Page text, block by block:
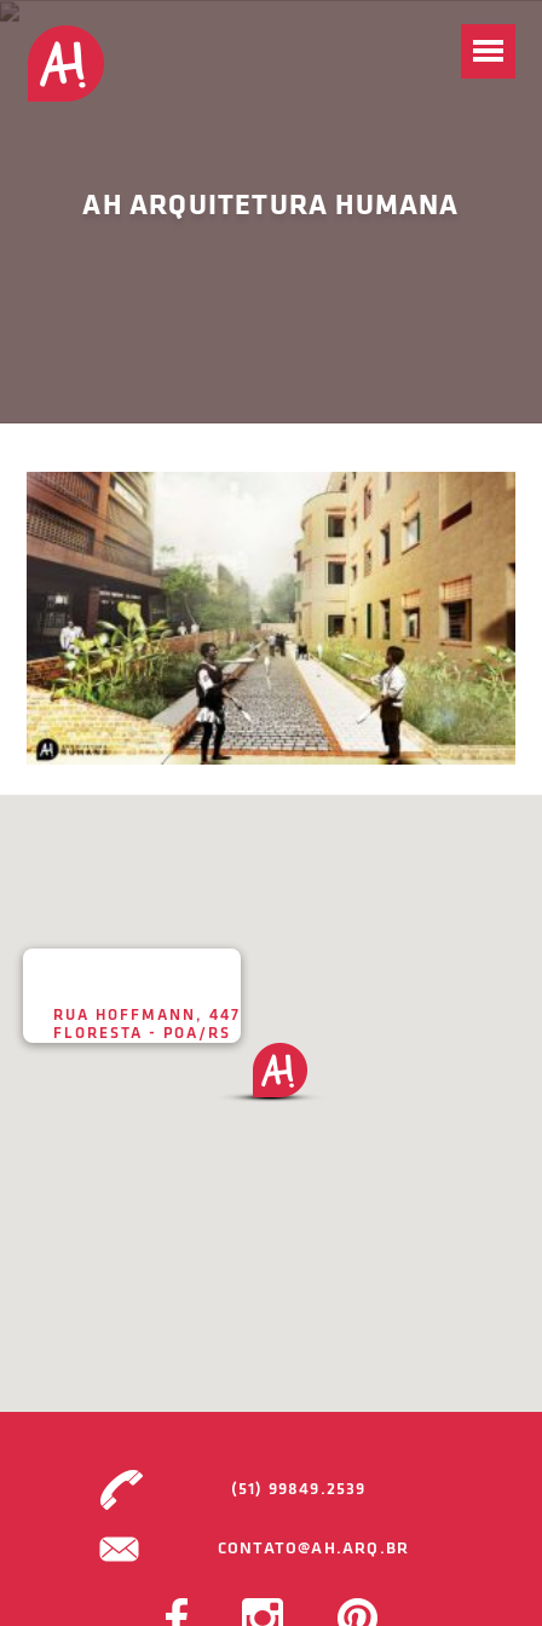
AH ARQUITETURA HUMANA
RUA HOFFMANN, 447
FLORESTA - POA/RS
(51) 99849.2539
CONTATO@AH.ARQ.BR
FACEBOOK INSTAGRAM